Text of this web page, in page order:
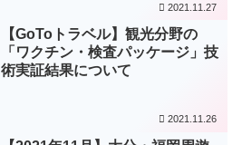
2021.11.27
【GoToトラベル】観光分野の
「ワクチン・検査パッケージ」技
術実証結果について
2021.11.26